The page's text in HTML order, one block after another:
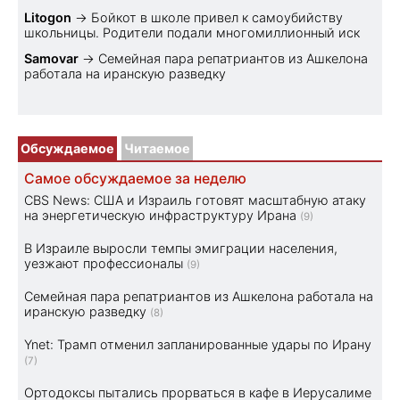
Litogon → Бойкот в школе привел к самоубийству
школьницы. Родители подали многомиллионный иск
Samovar → Семейная пара репатриантов из Ашкелона
работала на иранскую разведку
Обсуждаемое Читаемое
Самое обсуждаемое за неделю
CBS News: США и Израиль готовят масштабную атаку
на энергетическую инфраструктуру Ирана (9)
В Израиле выросли темпы эмиграции населения,
уезжают профессионалы (9)
Семейная пара репатриантов из Ашкелона работала на
иранскую разведку (8)
Ynet: Трамп отменил запланированные удары по Ирану
(7)
Ортодоксы пытались прорваться в кафе в Иерусалиме